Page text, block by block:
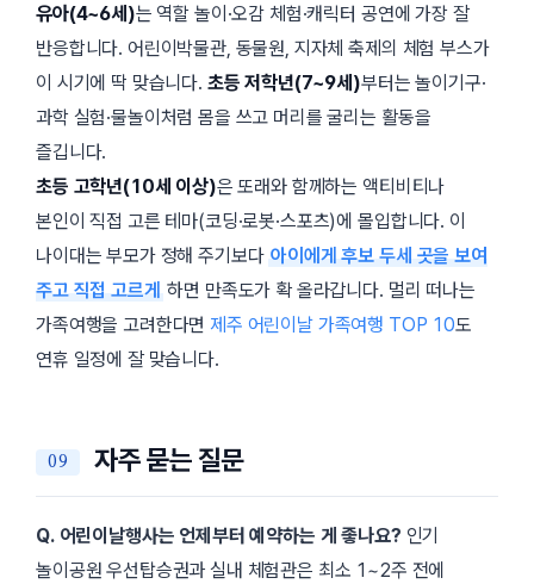
유아(4~6세)는 역할 놀이·오감 체험·캐릭터 공연에 가장 잘
반응합니다. 어린이박물관, 동물원, 지자체 축제의 체험 부스가
이 시기에 딱 맞습니다. 초등 저학년(7~9세)부터는 놀이기구·
과학 실험·물놀이처럼 몸을 쓰고 머리를 굴리는 활동을
즐깁니다.
초등 고학년(10세 이상)은 또래와 함께하는 액티비티나
본인이 직접 고른 테마(코딩·로봇·스포츠)에 몰입합니다. 이
나이대는 부모가 정해 주기보다 아이에게 후보 두세 곳을 보여
주고 직접 고르게 하면 만족도가 확 올라갑니다. 멀리 떠나는
가족여행을 고려한다면 제주 어린이날 가족여행 TOP 10도
연휴 일정에 잘 맞습니다.
자주 묻는 질문
Q. 어린이날행사는 언제부터 예약하는 게 좋나요? 인기
놀이공원 우선탑승권과 실내 체험관은 최소 1~2주 전에